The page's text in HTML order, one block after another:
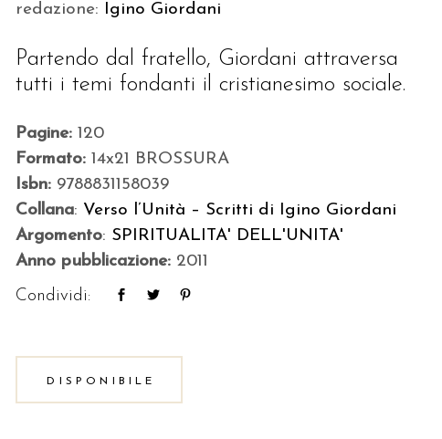
redazione: Igino Giordani
Partendo dal fratello, Giordani attraversa
tutti i temi fondanti il cristianesimo sociale.
Pagine:120
Formato:14x21 BROSSURA
Isbn: 9788831158039
Collana: Verso l’Unità – Scritti di Igino Giordani
Argomento: SPIRITUALITA' DELL'UNITA'
Anno pubblicazione: 2011
Condividi:
DISPONIBILE